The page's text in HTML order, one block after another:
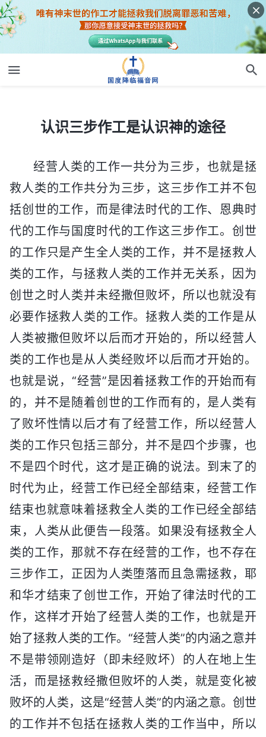
认识三步作工是认识神的途径
经营人类的工作一共分为三步，也就是拯
救人类的工作共分为三步，这三步作工并不包
括创世的工作，而是律法时代的工作、恩典时
代的工作与国度时代的工作这三步作工。创世
的工作只是产生全人类的工作，并不是拯救人
类的工作，与拯救人类的工作并无关系，因为
创世之时人类并未经撒但败坏，所以也就没有
必要作拯救人类的工作。拯救人类的工作是从
人类被撒但败坏以后而才开始的，所以经营人
类的工作也是从人类经败坏以后而才开始的。
也就是说，“经营”是因着拯救工作的开始而有
的，并不是随着创世的工作而有的，是人类有
了败坏性情以后才有了经营工作，所以经营人
类的工作只包括三部分，并不是四个步骤，也
不是四个时代，这才是正确的说法。到末了的
时代为止，经营工作已经全部结束，经营工作
结束也就意味着拯救全人类的工作已经全部结
束，人类从此便告一段落。如果没有拯救全人
类的工作，那就不存在经营的工作，也不存在
三步作工，正因为人类堕落而且急需拯救，耶
和华才结束了创世工作，开始了律法时代的工
作，这样才开始了经营人类的工作，也就是开
始了拯救人类的工作。“经营人类”的内涵之意并
不是带领刚造好（即未经败坏）的人在地上生
活，而是拯救经撒但败坏的人类，就是变化被
败坏的人类，这是“经营人类”的内涵之意。创世
的工作并不包括在拯救人类的工作当中，所以